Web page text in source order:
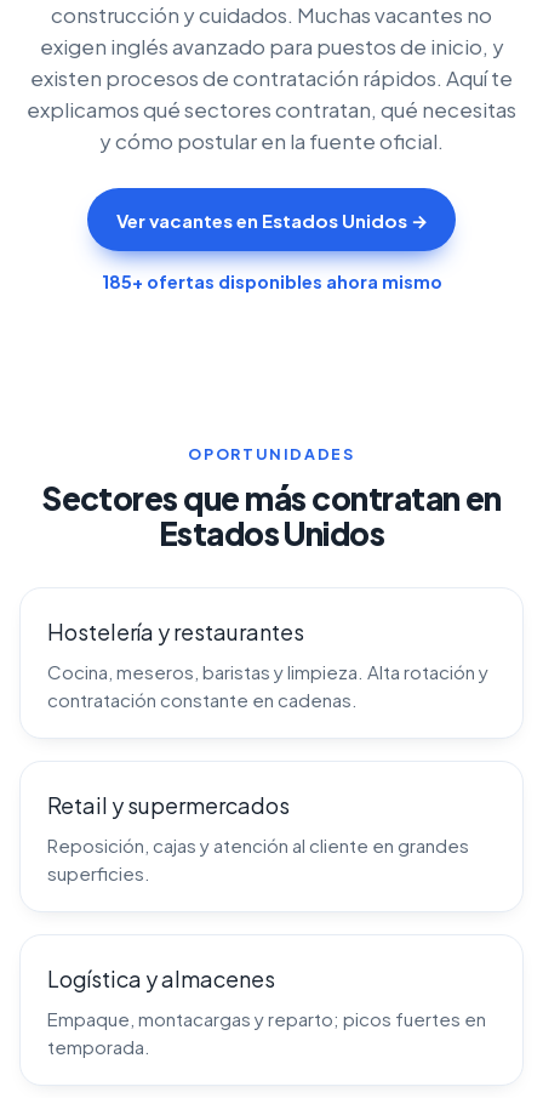
construcción y cuidados. Muchas vacantes no
exigen inglés avanzado para puestos de inicio, y
existen procesos de contratación rápidos. Aquí te
explicamos qué sectores contratan, qué necesitas
y cómo postular en la fuente oficial.
Ver vacantes en Estados Unidos →
185+ ofertas disponibles ahora mismo
OPORTUNIDADES
Sectores que más contratan en
Estados Unidos
Hostelería y restaurantes
Cocina, meseros, baristas y limpieza. Alta rotación y
contratación constante en cadenas.
Retail y supermercados
Reposición, cajas y atención al cliente en grandes
superficies.
Logística y almacenes
Empaque, montacargas y reparto; picos fuertes en
temporada.